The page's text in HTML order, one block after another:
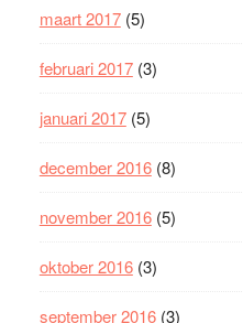
maart 2017(5)
februari 2017(3)
januari 2017(5)
december 2016(8)
november 2016(5)
oktober 2016(3)
september 2016(3)